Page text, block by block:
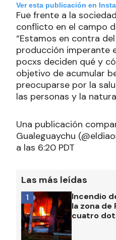
Ver esta publicación en
Fue frente a la
conflicto en el campo
“Estamos en contra
producción imperante
pocxs deciden qué y
objetivo de acumular
preocuparse por la
las personas y la
Una publicación
Gualeguaychu
a las 6:20 PDT
Las más leídas
Incendio
la zona de
cuatro
1